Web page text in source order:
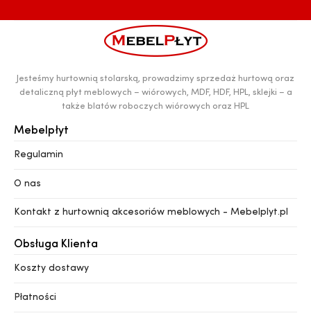
Jesteśmy hurtownią stolarską, prowadzimy sprzedaż hurtową oraz
detaliczną płyt meblowych – wiórowych, MDF, HDF, HPL, sklejki – a
także blatów roboczych wiórowych oraz HPL
Mebelpłyt
Regulamin
O nas
Kontakt z hurtownią akcesoriów meblowych - Mebelplyt.pl
Obsługa Klienta
Koszty dostawy
Płatności